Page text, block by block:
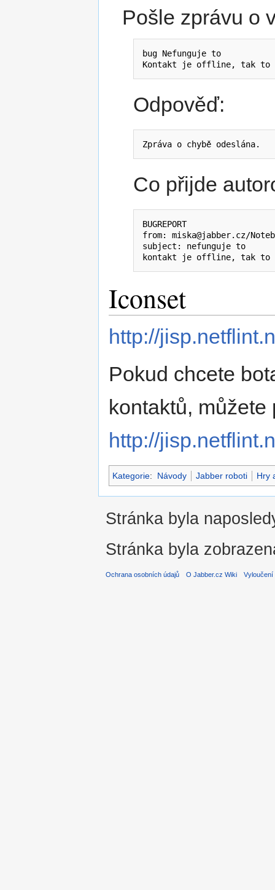
Pošle zprávu o
bug Nefunguje to
Odpověď:
Co přijde
BUGREPORT
from: miska@jabber.cz/
subject: nefunguje to
Iconset
http://
Pokud chcete
kontaktů,
http://
Kategorie: Návody Jabber roboti Hry
Stránka byla
Stránka byla
Ochrana osobních údajů O Jabber.cz Wiki Vyloučení